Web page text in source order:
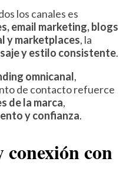
los canales es
email marketing, blogs
y marketplaces, la
y estilo consistente.
omnicanal,
de contacto refuerce
de la marca,
y confianza.
conexión con